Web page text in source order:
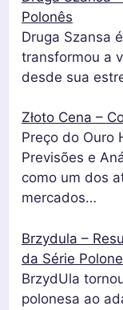
Polonês
Druga Szansa
transformou a
desde sua
Złoto Cena –
Preço do Ouro
Previsões e
como um dos
mercados…
Brzydula –
da Série
BrzydUla
polonesa ao